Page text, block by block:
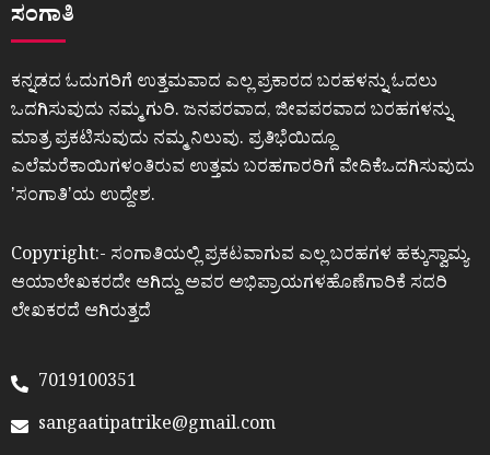
ಸಂಗಾತಿ
ಕನ್ನಡದ ಓದುಗರಿಗೆ ಉತ್ತಮವಾದ ಎಲ್ಲ ಪ್ರಕಾರದ ಬರಹಳನ್ನು ಓದಲು
ಒದಗಿಸುವುದು ನಮ್ಮ ಗುರಿ. ಜನಪರವಾದ, ಜೀವಪರವಾದ ಬರಹಗಳನ್ನು
ಮಾತ್ರ ಪ್ರಕಟಿಸುವುದು ನಮ್ಮ ನಿಲುವು. ಪ್ರತಿಭೆಯಿದ್ದೂ
ಎಲೆಮರೆಕಾಯಿಗಳಂತಿರುವ ಉತ್ತಮ ಬರಹಗಾರರಿಗೆ ವೇದಿಕೆಒದಗಿಸುವುದು
ʼಸಂಗಾತಿʼಯ ಉದ್ದೇಶ.
Copyright:- ಸಂಗಾತಿಯಲ್ಲಿ ಪ್ರಕಟವಾಗುವ ಎಲ್ಲ ಬರಹಗಳ ಹಕ್ಕುಸ್ವಾಮ್ಯ
ಆಯಾಲೇಖಕರದೇ ಆಗಿದ್ದು ಅವರ ಅಭಿಪ್ರಾಯಗಳಹೊಣೆಗಾರಿಕೆ ಸದರಿ
ಲೇಖಕರದೆ ಆಗಿರುತ್ತದೆ
7019100351
sangaatipatrike@gmail.com